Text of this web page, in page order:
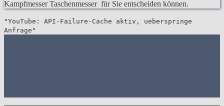
Kampfmesser Taschenmesser für Sie entscheiden können.
"YouTube: API-Failure-Cache aktiv, ueberspringe
Anfrage"